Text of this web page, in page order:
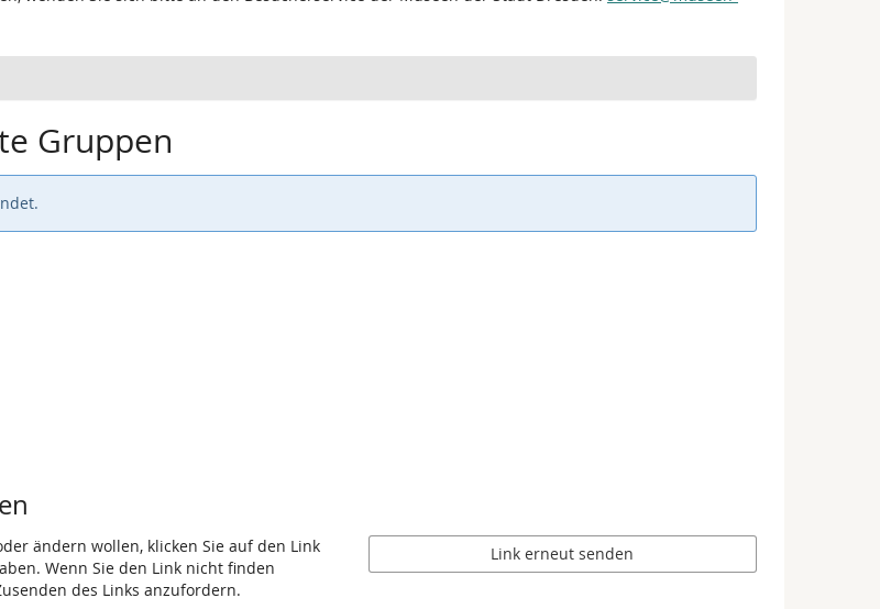
Gruppen
ändern wollen, klicken Sie auf den Link
Wenn Sie den Link nicht finden
des Links anzufordern.
Link erneut senden